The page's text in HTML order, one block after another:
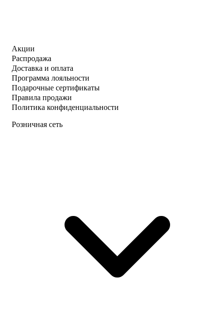
Акции
Распродажа
Доставка и оплата
Программа лояльности
Подарочные сертификаты
Правила продажи
Политика конфиденциальности
Розничная сеть